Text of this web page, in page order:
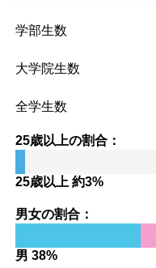
学部生数
大学院生数
全学生数
25歳以上の割合：
25歳以上 約3%
男女の割合：
男 38%